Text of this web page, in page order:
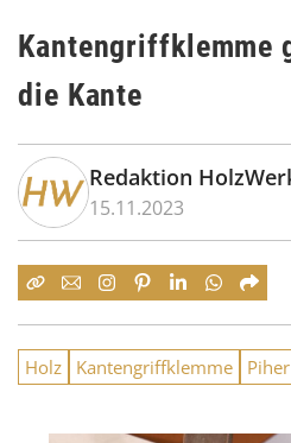
Kantengriffklemme
die Kante
Redaktion
15.11.2023
Holz Kantengriffklemme Piher